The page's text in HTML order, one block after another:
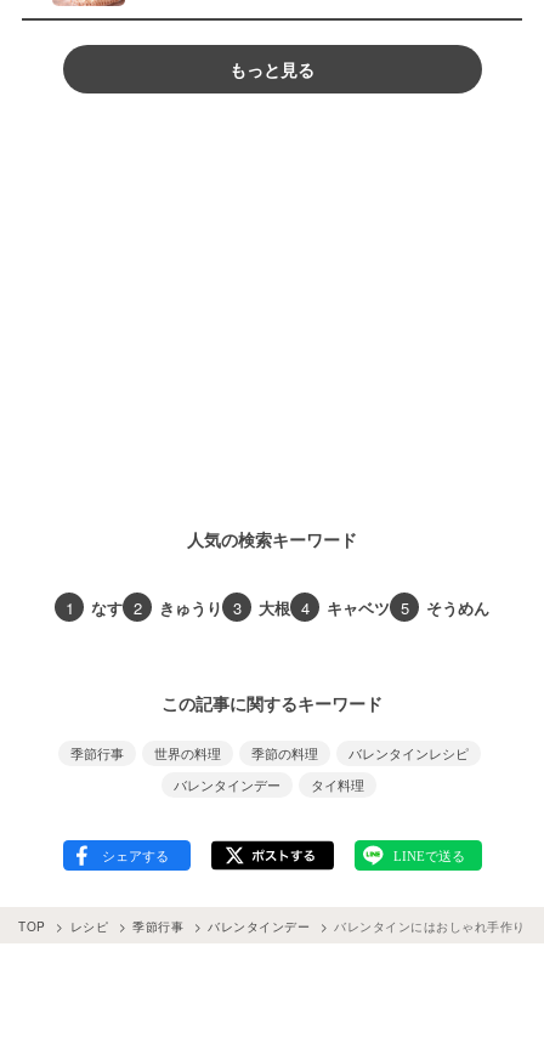
もっと見る
人気の検索キーワード
1 なす 2 きゅうり 3 大根 4 キャベツ 5 そうめん
この記事に関するキーワード
季節行事 世界の料理 季節の料理
バレンタインレシピ
バレンタインデー
タイ料理
TOP レシピ 季節行事 バレンタインデー バレンタインにはおしゃれ手作り